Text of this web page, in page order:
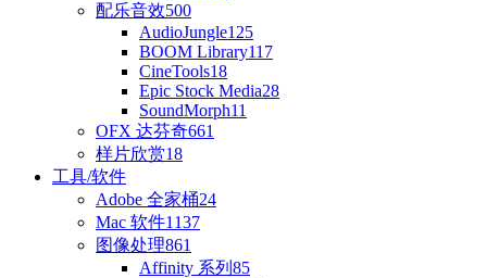
配乐音效500
AudioJungle125
BOOM Library117
CineTools18
Epic Stock Media28
SoundMorph11
OFX 达芬奇661
样片欣赏18
工具/软件
Adobe 全家桶24
Mac 软件1137
图像处理861
Affinity 系列 85